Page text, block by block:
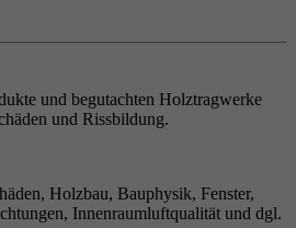
und begutachten Holztragwerke
und Rissbildung.
Holzbau, Bauphysik, Fenster,
Innenraumluftqualität und dgl.